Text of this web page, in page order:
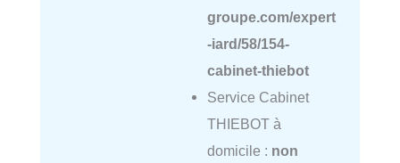
groupe.com/expert
-iard/58/154-
cabinet-thiebot
Service Cabinet
THIEBOT à
domicile : non